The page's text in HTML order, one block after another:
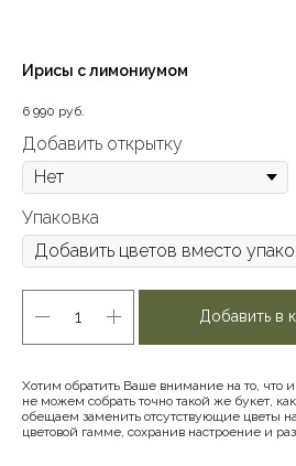
Ирисы с лимониумом
6 990 руб.
Добавить открытку
Упаковка
Добавить в
Хотим обратить Ваше внимание на то, что
не можем собрать точно такой же букет,
обещаем заменить отсутствующие цветы
цветовой гамме, сохранив настроение и